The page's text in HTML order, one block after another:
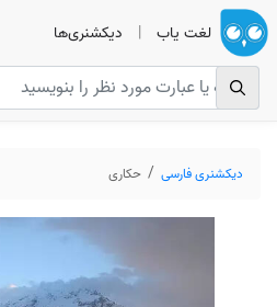
لغت یاب | دیکشنری‌ها
دیکشنری فارسی حکاری